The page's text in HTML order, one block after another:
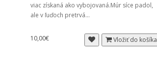
viac získaná ako vybojovaná.Múr síce padol,
ale v ľuďoch pretrvá...
10,00€ Vložiť do košíka